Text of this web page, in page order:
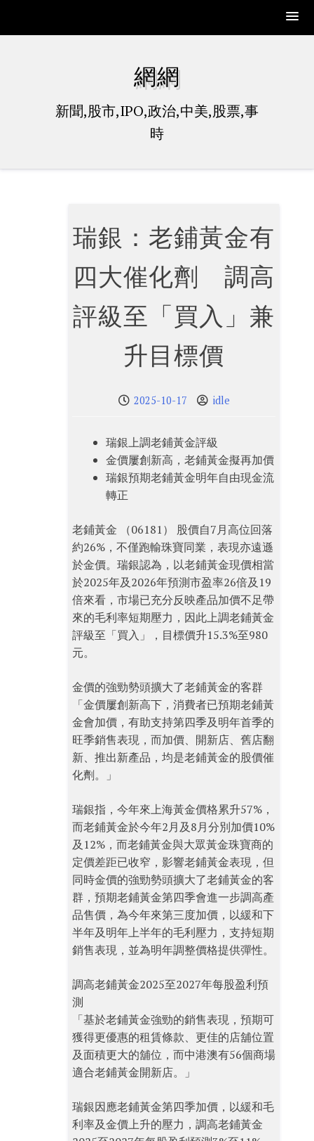
網網
新聞,股市,IPO,政治,中美,股票,事
時
瑞銀：老鋪黃金有
四大催化劑 調高
評級至「買入」兼
升目標價
2025-10-17 idle
瑞銀上調老鋪黃金評級
金價屢創新高，老鋪黃金擬再加價
瑞銀預期老鋪黃金明年自由現金流
轉正
老鋪黃金 （06181） 股價自7月高位回落
約26%，不僅跑輸珠寶同業，表現亦遠遜
於金價。瑞銀認為，以老鋪黃金現價相當
於2025年及2026年預測市盈率26倍及19
倍來看，市場已充分反映產品加價不足帶
來的毛利率短期壓力，因此上調老鋪黃金
評級至「買入」，目標價升15.3%至980
元。
金價的強勁勢頭擴大了老鋪黃金的客群
「金價屢創新高下，消費者已預期老鋪黃
金會加價，有助支持第四季及明年首季的
旺季銷售表現，而加價、開新店、舊店翻
新、推出新產品，均是老鋪黃金的股價催
化劑。」
瑞銀指，今年來上海黃金價格累升57%，
而老鋪黃金於今年2月及8月分別加價10%
及12%，而老鋪黃金與大眾黃金珠寶商的
定價差距已收窄，影響老鋪黃金表現，但
同時金價的強勁勢頭擴大了老鋪黃金的客
群，預期老鋪黃金第四季會進一步調高產
品售價，為今年來第三度加價，以緩和下
半年及明年上半年的毛利壓力，支持短期
銷售表現，並為明年調整價格提供彈性。
調高老鋪黃金2025至2027年每股盈利預
測
「基於老鋪黃金強勁的銷售表現，預期可
獲得更優惠的租賃條款、更佳的店舖位置
及面積更大的舖位，而中港澳有56個商場
適合老鋪黃金開新店。」
瑞銀因應老鋪黃金第四季加價，以緩和毛
利率及金價上升的壓力，調高老鋪黃金